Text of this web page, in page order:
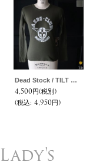
Dead Stock / TILT モンベリアール プリント ロングスリーブ TEE
4,500円(税別)
(税込: 4,950円)
Lady's